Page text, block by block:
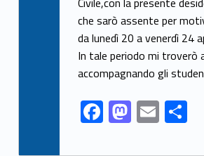
e
b
o
o
k
to
d
o
n
ai
l
n
di
vi
di
che sarò assente per
da lunedì 20 a venerdì 24
In tale periodo mi troverò
accompagnando gli
F
ac
M
as
E
m
C